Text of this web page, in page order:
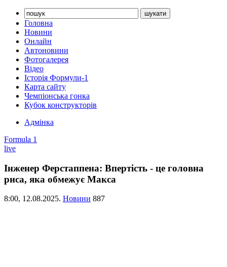
Головна
Новини
Онлайн
Автоновини
Фотогалерея
Відео
Історія Формули-1
Карта сайту
Чемпіонська гонка
Кубок конструкторів
Адмінка
Formula 1
live
Інженер Ферстаппена: Впертість - це головна
риса, яка обмежує Макса
8:00, 12.08.2025. Новини 887